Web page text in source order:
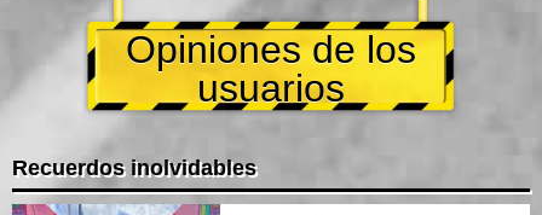
Opiniones de los
usuarios
Recuerdos inolvidables